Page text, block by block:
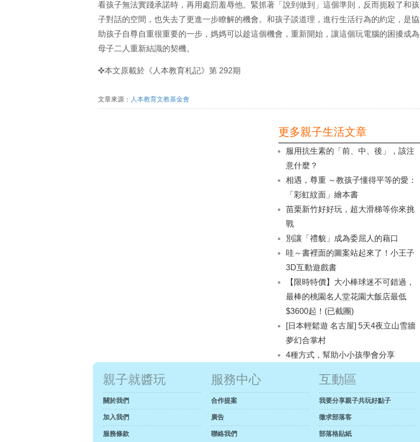
看孩子無法實踐承諾時，再用處罰羞辱他。緊抓著「說到做到」這個準則，反而扼殺了和孩
子對話的空間，也失去了更進一步瞭解的機會。和孩子談道理，進行生活行為的約定，是協
助孩子自尊自重很重要的一步，媽媽可以趁這個機會，重新開始，讓這個玩電腦的困擾成為
母子二人重新結識的契機。
✜本文原載於《人本教育札記》第 292期
文章來源： 人本教育文教基金會
更多親子生活文章
服用抗生素的「前、中、後」，該注
意什麼？
相遇，尊重 ～教孩子懂得平等的愛：
「彩虹紋面」繪本書
苗栗新竹好好玩，超大滑梯等你來挑
戰
別讓「禮貌」成為委屈人的藉口
哇～書裡面的圖案站起來了！小王子
3D互動遊戲書
【限時特價】大小棒球迷不可錯過，
最棒的桃園名人堂花園大飯店最低
$3600起！(已截團)
[日本輕鬆遊 名古屋] 5天4夜立山雪牆
夢幻合掌村
4種方式，幫助小小孩學會分享
親子就醬玩
關於我們
加入我們
服務條款
服務中心
合作提案
廣告
聯絡我們
互動區
我要分享親子共玩好點子
徵求部落客
部落格貼紙